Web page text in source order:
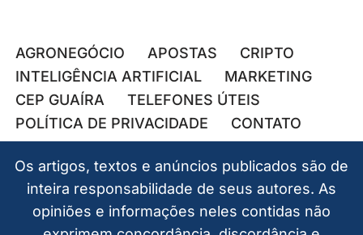
AGRONEGÓCIO APOSTAS
CRIPTO
INTELIGÊNCIA ARTIFICIAL
MARKETING
CEP GUAÍRA
TELEFONES ÚTEIS
POLÍTICA DE PRIVACIDADE
CONTATO
Os artigos, textos e anúncios publicados são de
inteira responsabilidade de seus autores. As
opiniões e informações neles contidas não